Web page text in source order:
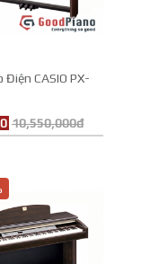
Điện CASIO PX-
10,550,000đ